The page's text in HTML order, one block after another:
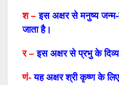
श – इस अक्षर से मनुष्य
जाता है।
र – इस अक्षर से प्रभु के दिव्य
णं-यह अक्षर श्री कृष्ण के